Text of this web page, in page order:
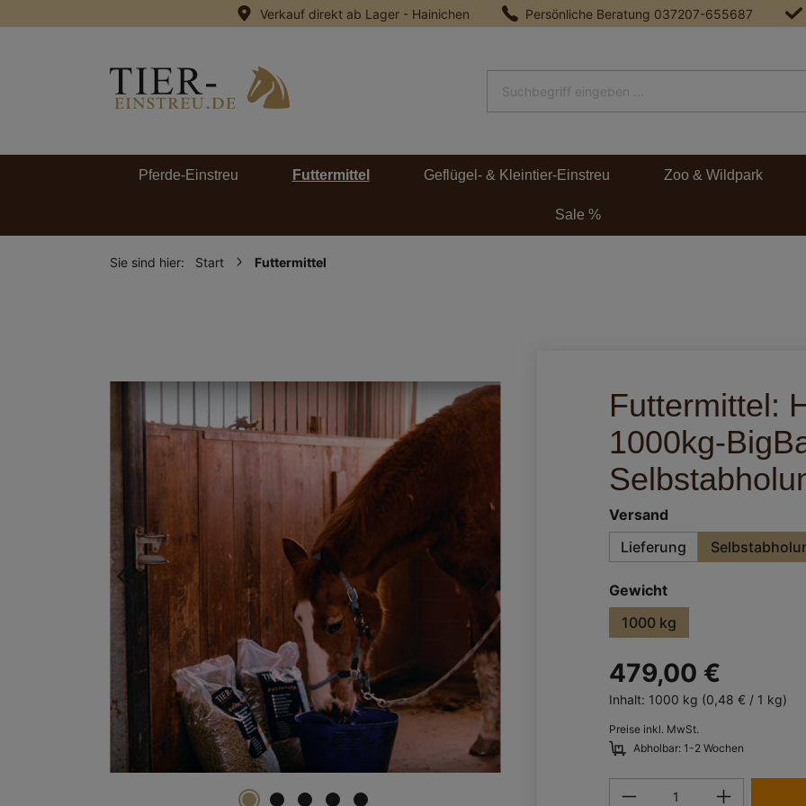
Zur Hauptnavigation springenVerkauf direkt ab Lager - Hainichen Persönliche Beratung 037207-655687
Pferde-Einstreu Futtermittel Geflügel- & Kleintier-Einstreu Zoo & Wildpark
Sale %
Sie sind hier: Start Futtermittel
Futtermittel:
1000kg-
Versand
Lieferung
Gewichtauswählen
1000 kg
479,00 €
Inhalt: 1000 kg (0,48 € / 1 kg)
Preise inkl. MwSt.
Abholbar: 1-2 Wochen
Produkt Anzahl: